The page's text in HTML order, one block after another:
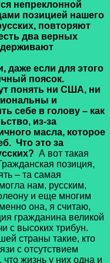
непреклонной
позицией нашего
повторяют
два верных
даже если для этого
поясок.
понять ни США, ни
и
себе в голову – как
из-за
масла, которое
Что это за
А вот такая
позиция,
– та самая
нам, русским,
и еще многим
она, я считаю,
гражданина великой
с высоких трибун.
страны такие, кто
с отсутствием
жизнь у них одна и